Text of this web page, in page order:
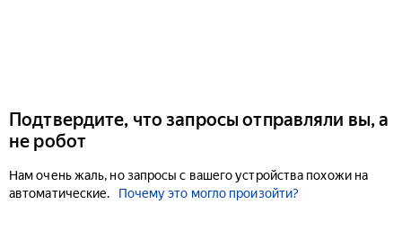
Подтвердите, что запросы отправляли вы, а
не робот
Нам очень жаль, но запросы с вашего устройства похожи на
автоматические.
Почему это могло произойти?